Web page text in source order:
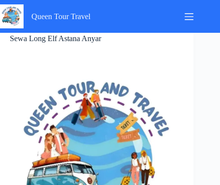
Skip
to
content
Queen Tour Travel
Sewa Long Elf Astana Anyar